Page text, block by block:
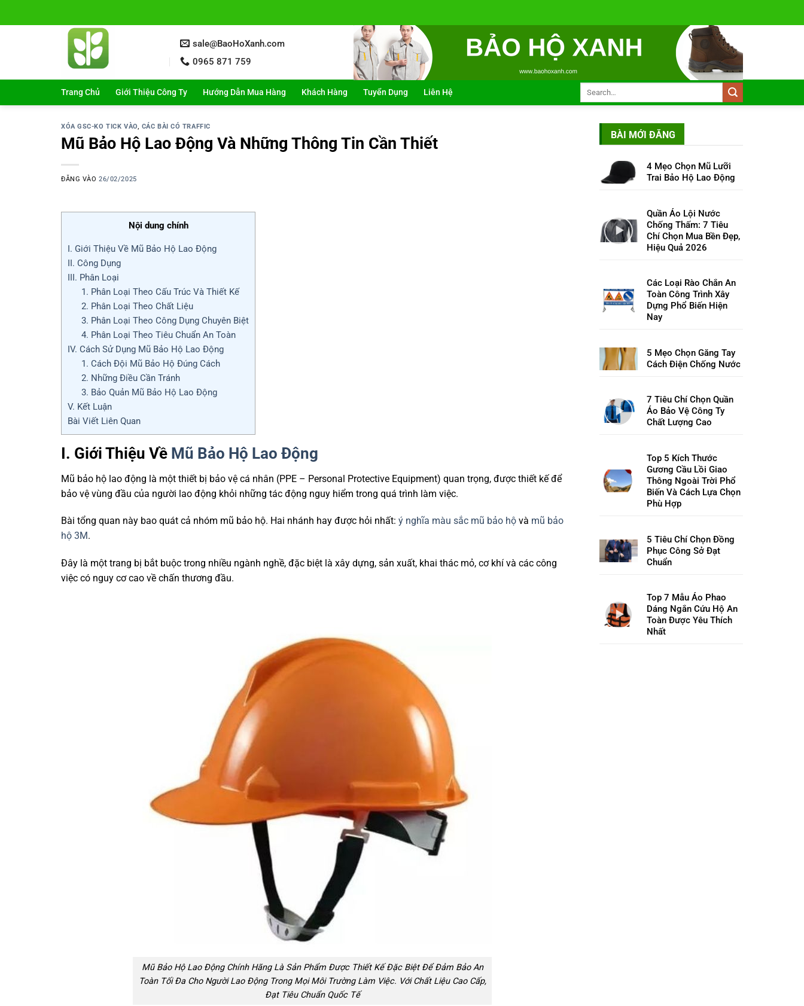
sale@BaoHoXanh.com
0965 871 759
Trang Chủ Giới Thiệu Công Ty Hướng Dẫn Mua Hàng Khách Hàng Tuyển Dụng Liên Hệ
XÓA GSC-KO TICK VÀO, CÁC BÀI CÓ TRAFFIC
Mũ Bảo Hộ Lao Động Và Những Thông Tin Cần Thiết
ĐĂNG VÀO26/02/2025
Nội dung chính
I. Giới Thiệu Về Mũ Bảo Hộ Lao Động
II. Công Dụng
III. Phân Loại
1. Phân Loại Theo Cấu Trúc Và Thiết Kế
2. Phân Loại Theo Chất Liệu
3. Phân Loại Theo Công Dụng Chuyên Biệt
4. Phân Loại Theo Tiêu Chuẩn An Toàn
IV. Cách Sử Dụng Mũ Bảo Hộ Lao Động
1. Cách Đội Mũ Bảo Hộ Đúng Cách
2. Những Điều Cần Tránh
3. Bảo Quản Mũ Bảo Hộ Lao Động
V. Kết Luận
Bài Viết Liên Quan
I. Giới Thiệu Về Mũ Bảo Hộ Lao Động
Mũ bảo hộ lao động là một thiết bị bảo vệ cá nhân (PPE – Personal Protective Equipment) quan trọng, được thiết kế để
bảo vệ vùng đầu của người lao động khỏi những tác động nguy hiểm trong quá trình làm việc.
Bài tổng quan này bao quát cả nhóm mũ bảo hộ. Hai nhánh hay được hỏi nhất: ý nghĩa màu sắc mũ bảo hộ và mũ bảo
hộ 3M.
Đây là một trang bị bắt buộc trong nhiều ngành nghề, đặc biệt là xây dựng, sản xuất, khai thác mỏ, cơ khí và các công
việc có nguy cơ cao về chấn thương đầu.
Mũ Bảo Hộ Lao Động Chính Hãng Là Sản Phẩm Được Thiết Kế Đặc Biệt Để Đảm Bảo An
Toàn Tối Đa Cho Người Lao Động Trong Mọi Môi Trường Làm Việc. Với Chất Liệu Cao Cấp,
Đạt Tiêu Chuẩn Quốc Tế
BÀI MỚI ĐĂNG
4 Mẹo Chọn Mũ Lưỡi
Trai Bảo Hộ Lao Động
Quần Áo Lội Nước
Chống Thấm: 7 Tiêu
Chí Chọn Mua Bền Đẹp,
Hiệu Quả 2026
Các Loại Rào Chắn An
Toàn Công Trình Xây
Dựng Phổ Biến Hiện
Nay
5 Mẹo Chọn Găng Tay
Cách Điện Chống Nước
7 Tiêu Chí Chọn Quần
Áo Bảo Vệ Công Ty
Chất Lượng Cao
Top 5 Kích Thước
Gương Cầu Lồi Giao
Thông Ngoài Trời Phổ
Biến Và Cách Lựa Chọn
Phù Hợp
5 Tiêu Chí Chọn Đồng
Phục Công Sở Đạt
Chuẩn
Top 7 Mẫu Áo Phao
Dáng Ngắn Cứu Hộ An
Toàn Được Yêu Thích
Nhất